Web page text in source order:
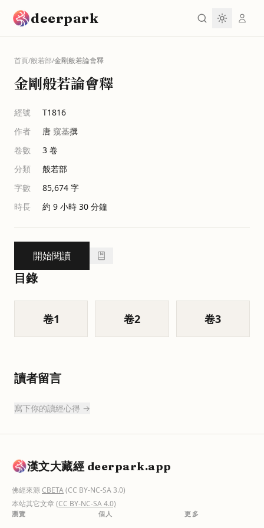
deerpark
首頁/般若部/金剛般若論會釋
金剛般若論會釋
經號
T1816
作者
唐 窺基撰
卷數
3 卷
分類
般若部
字數
85,674 字
時長
約 9 小時 30 分鐘
開始閱讀
目錄
卷1 卷2 卷3
讀者留言
寫下你的讀經心得 →
漢文大藏經 deerpark.app
佛經來源CBETA(CC BY-NC-SA 3.0)
本站其它文章(CC BY-NC-SA 4.0)
瀏覽 個人 更多